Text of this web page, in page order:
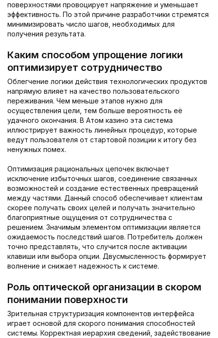
поверхностями провоцирует напряжение и уменьшает
эффективность. По этой причине разработчики стремятся
минимизировать число шагов, необходимых для
получения результата.
Каким способом упрощение логики
оптимизирует сотрудничество
Облегчение логики действия технологических продуктов
напрямую влияет на качество пользовательского
переживания. Чем меньше этапов нужно для
осуществления цели, тем больше вероятность её
удачного окончания. В Aтом казино эта система
иллюстрирует важность линейных процедур, которые
ведут пользователя от стартовой позиции к итогу без
ненужных помех.
Оптимизация рациональных цепочек включает
исключение избыточных шагов, соединение связанных
возможностей и создание естественных превращений
между частями. Данный способ обеспечивает клиентам
скорее получать своих целей и получать значительно
благоприятные ощущения от сотрудничества с
решением. Значимым элементом оптимизации является
ожидаемость последствий шагов. Потребитель должен
точно представлять, что случится после активации
клавиши или выбора опции. Двусмысленность формирует
волнение и снижает надежность к системе.
Роль оптической организации в скором
понимании поверхности
Зрительная структуризация компонентов интерфейса
играет основой для скорого понимания способностей
системы. Корректная иерархия сведений, задействование